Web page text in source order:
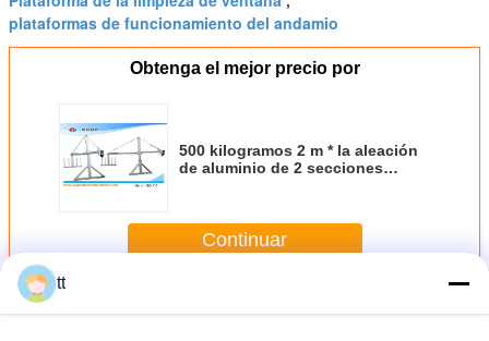
plataformas de funcionamiento del andamio
Obtenga el mejor precio por
500 kilogramos 2 m * la aleación
de aluminio de 2 secciones
Continuar
MásPlataforma de acceso suspendido
tt